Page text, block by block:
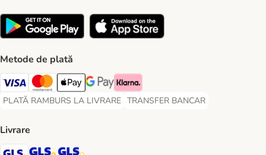
Metode de plată
Visa Payment Method
Master Card Payment Method
Apple Pay Payment Method
Google Pay Payment Method
Klarna Payment Method
PLATĂ RAMBURS LA LIVRARE
PLATĂ RAMBURS LA LIVRARE Payment Method
TRANSFER BANCAR
TRANSFER BANCAR Payment
Livrare
GLS Shipping Method
GLS Locker Shipping Method